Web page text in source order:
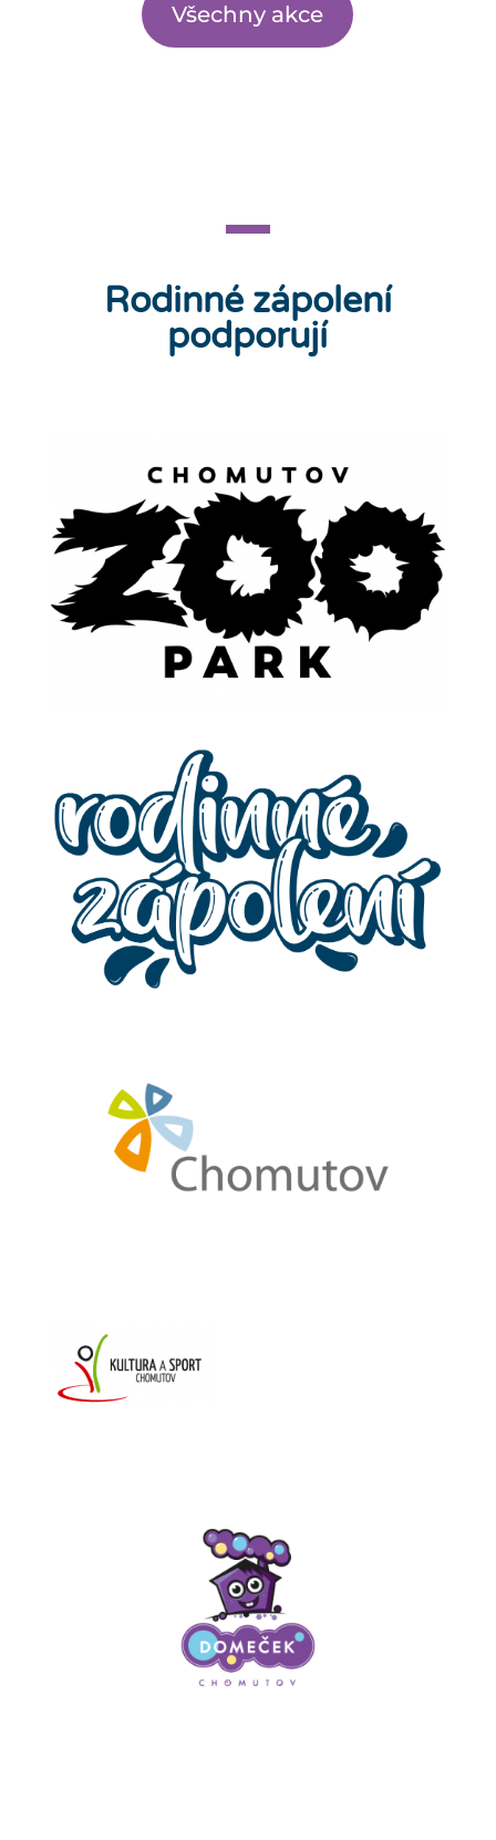
Všechny akce
Rodinné zápolení
podporují